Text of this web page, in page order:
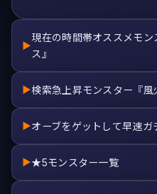
▶
現在の時間帯オススメモ
ス』
▶検索急上昇モンスター『風
▶オーブをゲットして早速ガ
▶★5モンスター一覧